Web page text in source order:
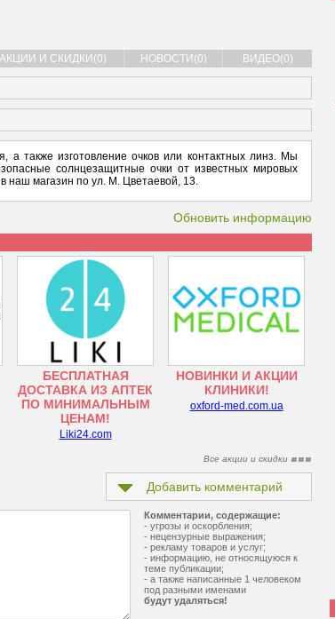
АКЦИИ И СКИДКИ(0) НОВОСТИ(0) ВИДЕО(0)
а также изготовление очков или контактных линз. Мы
солнцезащитные очки от известных мировых
наш магазин по ул. М. Цветаевой, 13.
Обновить информацию
БЕСПЛАТНАЯ
ДОСТАВКА ИЗ АПТЕК
ПО МИНИМАЛЬНЫМ
ЦЕНАМ!
Liki24.com
НОВИНКИ И АКЦИИ
КЛИНИКИ!
oxford-med.com.ua
Все акции и скидки
Добавить комментарий
Комментарии, содержащие:
- угрозы и оскорбления;
- нецензурные выражения;
- рекламу товаров и услуг;
- информацию, не относящуюся к
теме публикации;
- а также написанные 1 человеком
под разными именами
будут удаляться!